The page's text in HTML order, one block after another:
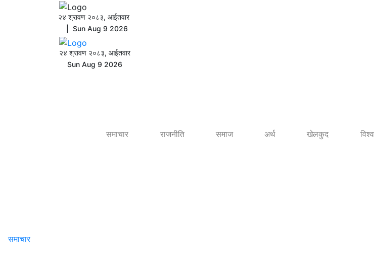
२४ श्रावण २०८३, आईतवार
| Sun Aug 9 2026
२४ श्रावण २०८३, आईतवार
Sun Aug 9 2026
समाचार राजनीति समाज अर्थ खेलकुद विश्व
समाचार